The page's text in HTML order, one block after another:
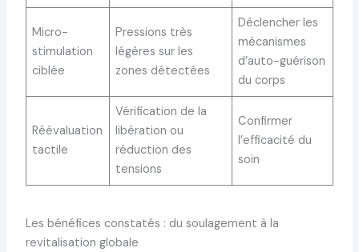
Micro-
stimulation
ciblée
Pressions très
légères sur les
zones détectées
Déclencher les
mécanismes
d’auto-guérison
du corps
Réévaluation
tactile
Vérification de la
libération ou
réduction des
tensions
Confirmer
l’efficacité du
soin
Les bénéfices constatés : du soulagement à la
revitalisation globale